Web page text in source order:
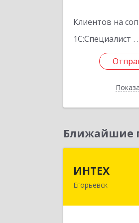
Клиентов на
1С:Специалист
Ближайшие
ИНТЕХ
Егорьевск
140300,